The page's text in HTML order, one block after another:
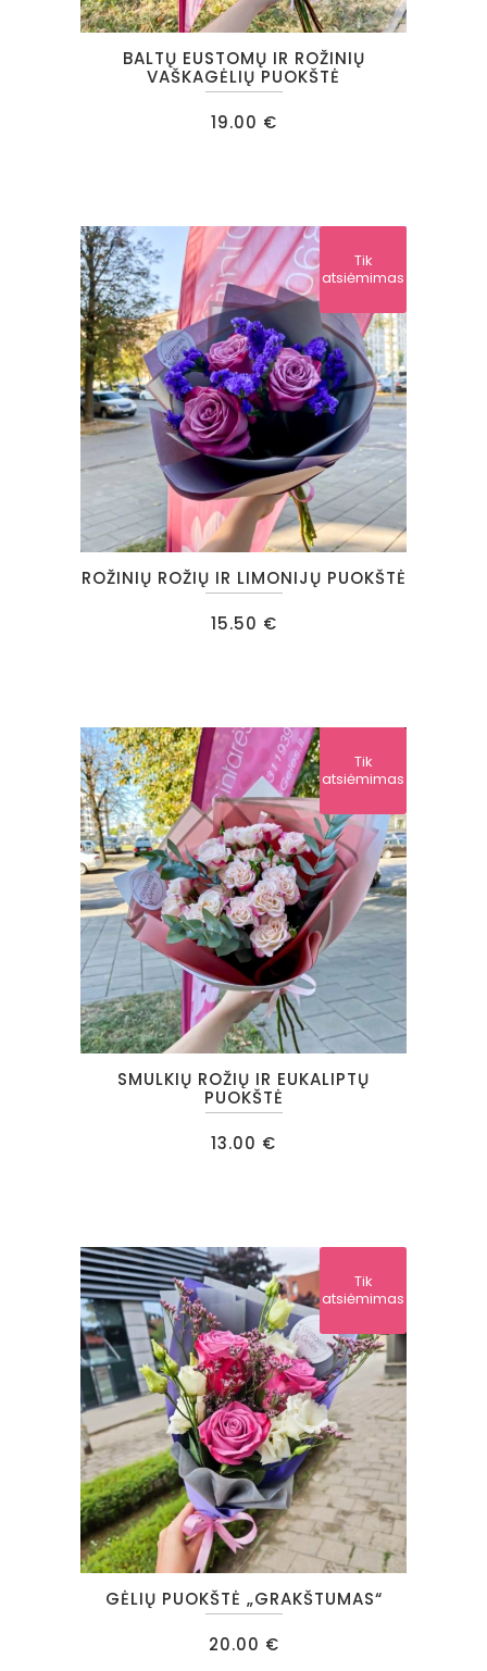
BALTŲ EUSTOMŲ IR ROŽINIŲ
VAŠKAGĖLIŲ PUOKŠTĖ
19.00 €
ROŽINIŲ ROŽIŲ IR LIMONIJŲ PUOKŠTĖ
15.50 €
Tik
atsiėmimas
SMULKIŲ ROŽIŲ IR EUKALIPTŲ
PUOKŠTĖ
13.00 €
Tik
atsiėmimas
GĖLIŲ PUOKŠTĖ „GRAKŠTUMAS“
20.00 €
Tik
atsiėmimas